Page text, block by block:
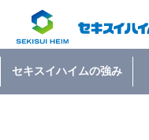
セキスイハイムの強み